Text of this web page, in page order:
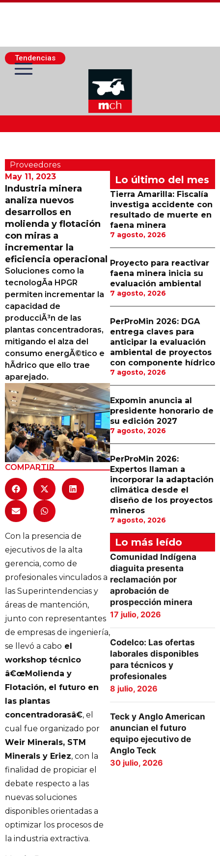
Tendencias
Actualidad Minera
Minería Superficie
Minerí­a Subterránea
Proveedores
Canal Digital
Columnas de Opinión
Designaciones
Calendario de Eventos
Revistas Digital
Siguenos
Proveedores
May 11, 2023
Industria minera
analiza nuevos
desarrollos en
molienda y flotación
con miras a
incrementar la
eficiencia operacional
Soluciones como la
tecnologÃ­a HPGR
permiten incrementar la
capacidad de
producciÃ³n de las
plantas concentradoras,
mitigando el alza del
consumo energÃ©tico e
hÃ­drico que ello trae
aparejado.
COMPARTIR
Con la presencia de
ejecutivos de la alta
gerencia, como de
profesionales vinculados a
las Superintendencias y
áreas de mantención,
junto con representantes
de empresas de ingeniería,
se llevó a cabo el
workshop técnico
â€œMolienda y
Flotación, el futuro en
las plantas
concentradorasâ€, el
cual fue organizado por
Weir Minerals, STM
Minerals y Eriez, con la
finalidad de propiciar el
debate respecto a las
nuevas soluciones
disponibles orientadas a
optimizar los procesos de
la industria extractiva.
Lo último del mes
Tierra Amarilla: Fiscalía
investiga accidente con
resultado de muerte en
faena minera
7 agosto, 2026
Proyecto para reactivar
faena minera inicia su
evaluación ambiental
7 agosto, 2026
PerProMin 2026: DGA
entrega claves para
anticipar la evaluación
ambiental de proyectos
con componente hídrico
7 agosto, 2026
Expomin anuncia al
presidente honorario de
su edición 2027
7 agosto, 2026
PerProMin 2026:
Expertos llaman a
incorporar la adaptación
climática desde el
diseño de los proyectos
mineros
7 agosto, 2026
Lo más leído
Comunidad Indígena
diaguita presenta
reclamación por
aprobación de
prospección minera
17 julio, 2026
Codelco: Las ofertas
laborales disponibles
para técnicos y
profesionales
8 julio, 2026
Teck y Anglo American
anuncian el futuro
equipo ejecutivo de
Anglo Teck
30 julio, 2026